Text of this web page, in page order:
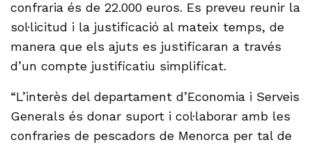
confraria és de 22.000 euros. Es preveu reunir la
sol·licitud i la justificació al mateix temps, de
manera que els ajuts es justificaran a través
d’un compte justificatiu simplificat.
“L’interès del departament d’Economia i Serveis
Generals és donar suport i col·laborar amb les
confraries de pescadors de Menorca per tal de